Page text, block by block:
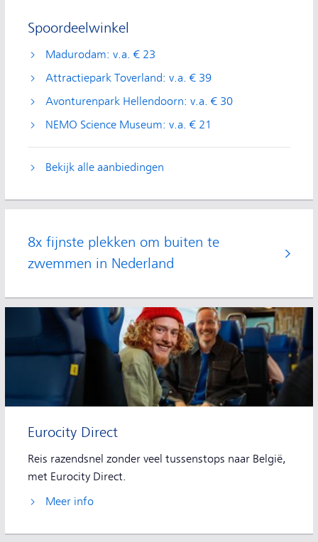
Spoordeelwinkel
Madurodam: v.a. € 23
Attractiepark Toverland: v.a. € 39
Avonturenpark Hellendoorn: v.a. € 30
NEMO Science Museum: v.a. € 21
Bekijk alle aanbiedingen
8x fijnste plekken om buiten te
zwemmen in Nederland
Eurocity Direct
Reis razendsnel zonder veel tussenstops naar België,
met Eurocity Direct.
Meer info